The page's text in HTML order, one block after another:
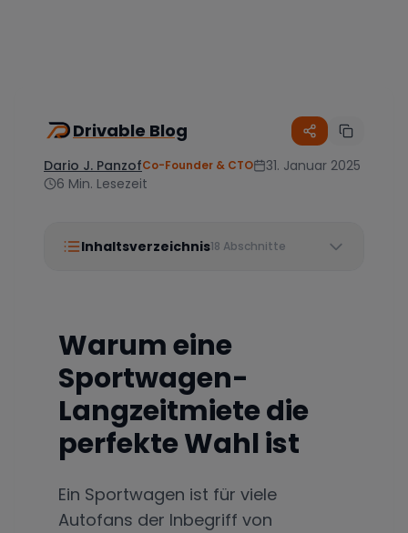
Drivable Blog
Dario J. PanzofCo-Founder & CTO
31. Januar 2025
6 Min. Lesezeit
Inhaltsverzeichnis18 Abschnitte
Warum eine
Sportwagen-
Langzeitmiete die
perfekte Wahl ist
Ein Sportwagen ist für viele
Autofans der Inbegriff von